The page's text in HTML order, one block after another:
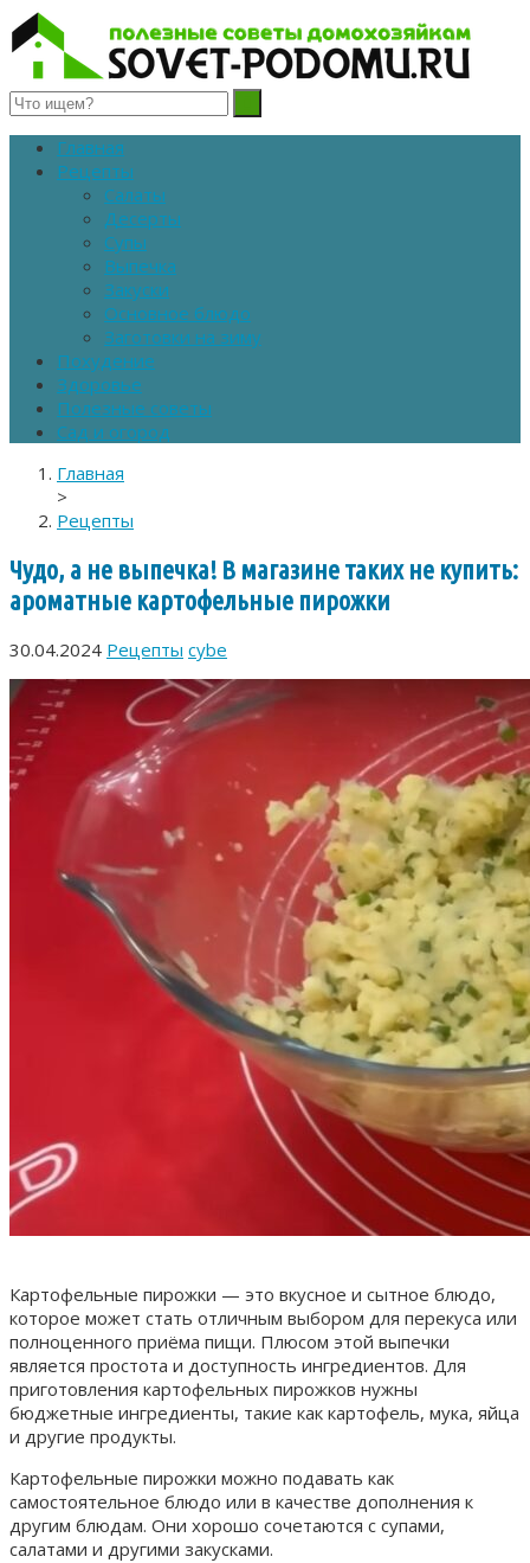
Полезные советы домохозяйкам
Главная
Рецепты
Салаты
Десерты
Супы
Выпечка
Закуски
Основное блюдо
Заготовки на зиму
Похудение
Здоровье
Полезные советы
Сад и огород
Главная
>
Рецепты
Чудо, а не выпечка! В магазине таких не купить:
ароматные картофельные пирожки
30.04.2024 Рецепты cybe
Картофельные пирожки — это вкусное и сытное блюдо,
которое может стать отличным выбором для перекуса или
полноценного приёма пищи. Плюсом этой выпечки
является простота и доступность ингредиентов. Для
приготовления картофельных пирожков нужны
бюджетные ингредиенты, такие как картофель, мука, яйца
и другие продукты.
Картофельные пирожки можно подавать как
самостоятельное блюдо или в качестве дополнения к
другим блюдам. Они хорошо сочетаются с супами,
салатами и другими закусками.